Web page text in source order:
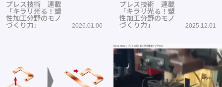
カ
プレス技術 連載
「キラリ光る！塑
性加工分野のモノ
づくり力」
2026.01.06
晴准教授
プレス技術 連載
「キラリ光る！塑
性加工分野のモノ
づくり力」
2025.12.01